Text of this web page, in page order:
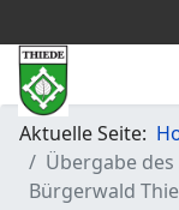
Aktuelle Seite:
Übergabe
Bürgerwald